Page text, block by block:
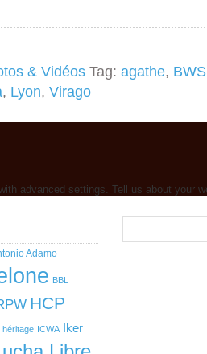
& Vidéos Tag: agathe, BWS
, Lyon, Virago
advanced settings. Tell us about your
Adamo
BBL
HCP
héritage ICWA Iker